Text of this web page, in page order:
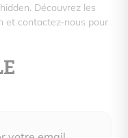
Découvrez les
et contactez-nous pour